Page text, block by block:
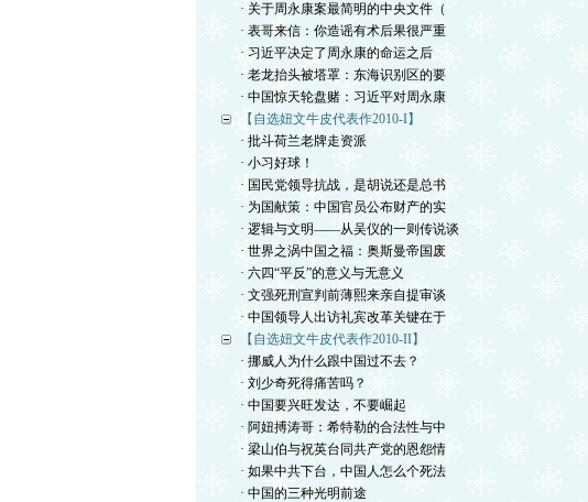
· 关于周永康案最简明的中央文件（
· 表哥来信：你造谣有术后果很严重
· 习近平决定了周永康的命运之后
· 老龙抬头被塔罩：东海识别区的要
· 中国惊天轮盘赌：习近平对周永康
【自选妞文牛皮代表作2010-I】
· 批斗荷兰老牌走资派
· 小习好球！
· 国民党领导抗战，是胡说还是总书
· 为国献策：中国官员公布财产的实
· 逻辑与文明——从吴仪的一则传说谈
· 世界之涡中国之福：奥斯曼帝国废
· 六四“平反”的意义与无意义
· 文强死刑宣判前薄熙来亲自提审谈
· 中国领导人出访礼宾改革关键在于
【自选妞文牛皮代表作2010-II】
· 挪威人为什么跟中国过不去？
· 刘少奇死得痛苦吗？
· 中国要兴旺发达，不要崛起
· 阿妞搏涛哥：希特勒的合法性与中
· 梁山伯与祝英台同共产党的恩怨情
· 如果中共下台，中国人怎么个死法
· 中国的三种光明前途